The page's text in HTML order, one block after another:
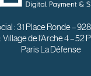
: 31 Place Ronde –
de l’Arche 4 – 52
Paris La Défense